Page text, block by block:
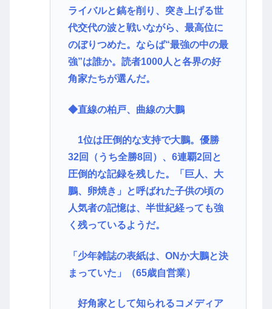
ライバルと鎬を削り、突き上げる世
代交代の波と戦いながら、最高位に
のぼりつめた。ならば“最強の中の最
強”は誰か。読者1000人と各界の好
角家たちが選んだ。
◆直線の柏戸、曲線の大鵬
1位は圧倒的な支持で大鵬。優勝
32回（うち全勝8回）、6連覇2回と
圧倒的な記録を残した。「巨人、大
鵬、卵焼き」と呼ばれた子供の頃の
人気者の記憶は、半世紀経っても強
く残っているようだ。
「少年雑誌の表紙は、ONか大鵬と決
まっていた」（65歳自営業）
好角家として知られるコメディア